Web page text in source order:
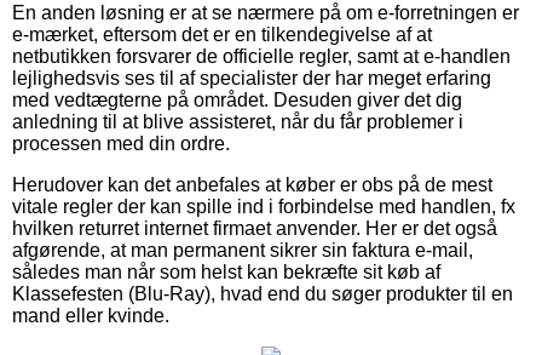
En anden løsning er at se nærmere på om e-forretningen er
e-mærket, eftersom det er en tilkendegivelse af at
netbutikken forsvarer de officielle regler, samt at e-handlen
lejlighedsvis ses til af specialister der har meget erfaring
med vedtægterne på området. Desuden giver det dig
anledning til at blive assisteret, når du får problemer i
processen med din ordre.
Herudover kan det anbefales at køber er obs på de mest
vitale regler der kan spille ind i forbindelse med handlen, fx
hvilken returret internet firmaet anvender. Her er det også
afgørende, at man permanent sikrer sin faktura e-mail,
således man når som helst kan bekræfte sit køb af
Klassefesten (Blu-Ray), hvad end du søger produkter til en
mand eller kvinde.